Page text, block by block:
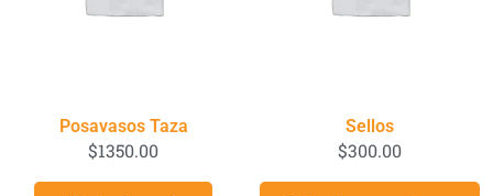
Posavasos Taza
$1350.00
Sellos
$300.00